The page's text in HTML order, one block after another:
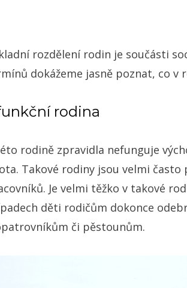
rozdělení rodin je součásti
dokážeme jasně poznat, co v
rodina
rodině zpravidla nefunguje
Takové rodiny jsou velmi
Je velmi těžko v takové
děti rodičům dokonce
či pěstounům.